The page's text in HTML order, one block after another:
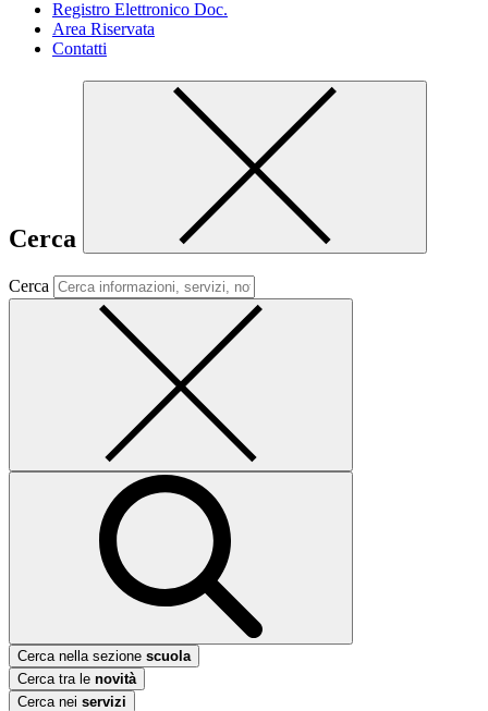
Registro Elettronico Doc.
Area Riservata
Contatti
Cerca
Cerca
Cerca nella sezione scuola
Cerca tra le novità
Cerca nei servizi